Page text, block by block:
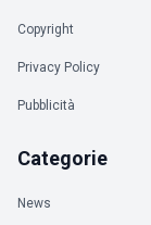
Copyright
Privacy Policy
Pubblicità
Categorie
News